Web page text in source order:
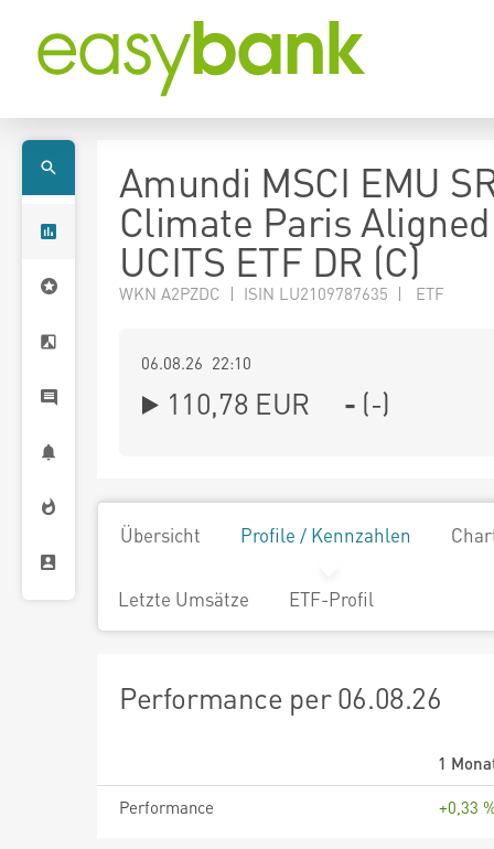
Amundi MSCI EMU
Climate Paris
UCITS ETF DR (C)
WKN A2PZDC | ISIN LU2109787635 | ETF
06.08.26 22:10
110,78 EUR - (-)
Übersicht Profile / Kennzahlen
Letzte Umsätze ETF-Profil
Performance per 06.08.26
1
Performance
+0,33